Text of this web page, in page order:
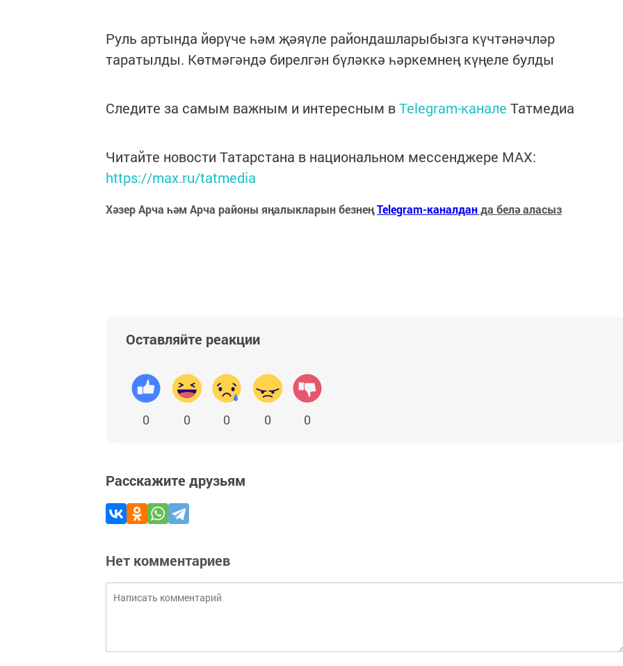
Руль артында йөрүче һәм җәяүле райондашларыбызга күчтәнәчләр
таратылды. Көтмәгәндә бирелгән бүләккә һәркемнең күңеле булды
Следите за самым важным и интересным вTelegram-канале Татмедиа
Читайте новости Татарстана в национальном мессенджере MАХ:
https://max.ru/tatmedia
Хәзер Арча һәм Арча районы яңалыкларын безнеңTelegram-каналданда белә аласыз
Оставляйте реакции
0 0 0 0 0
Расскажите друзьям
Нет комментариев